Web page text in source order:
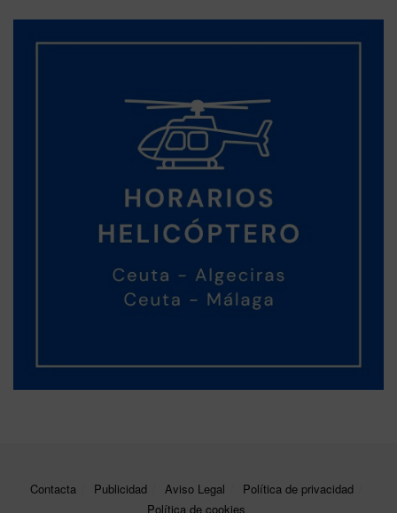
Contacta Publicidad Aviso Legal
Política de privacidad
Política de cookies